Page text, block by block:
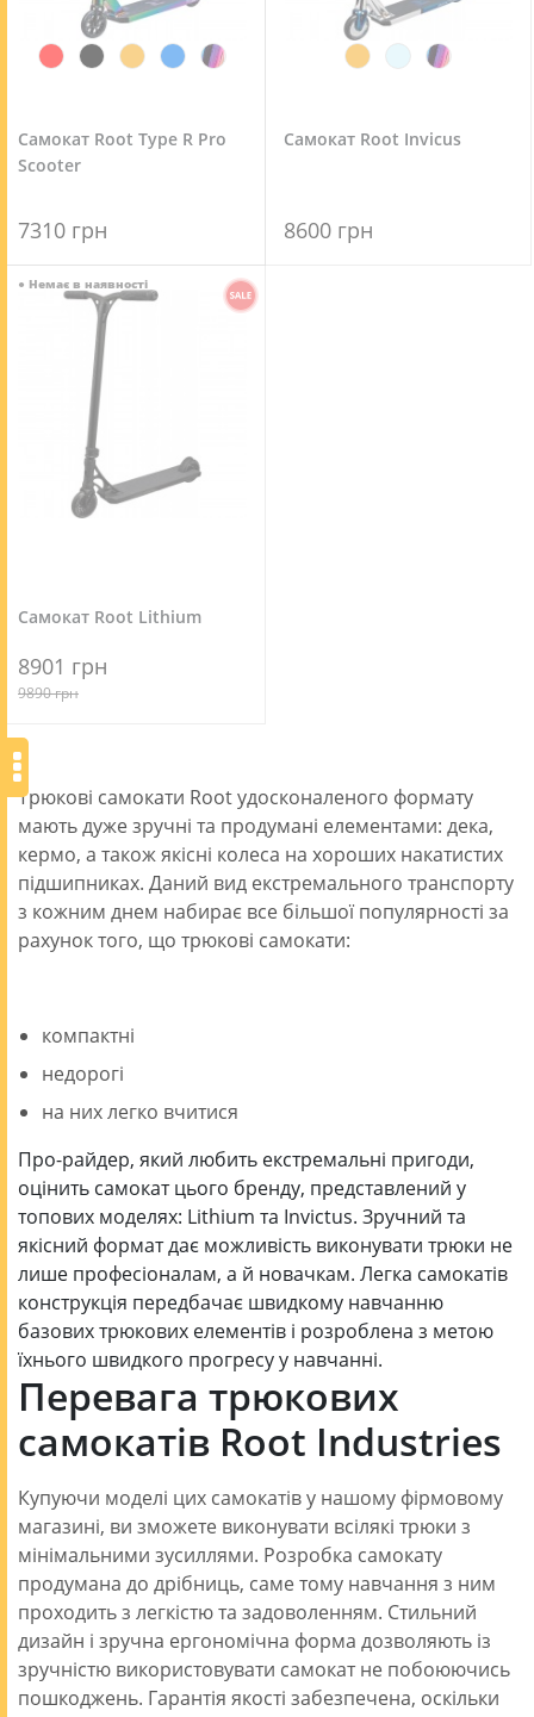
Самокат Root Type R Pro
Scooter
7310 грн
Самокат Root Invicus
8600 грн
● Немає в наявності
Самокат Root Lithium
8901 грн
9890 грн
Трюкові самокати Root удосконаленого формату
мають дуже зручні та продумані елементами: дека,
кермо, а також якісні колеса на хороших накатистих
підшипниках. Даний вид екстремального транспорту
з кожним днем ​​набирає все більшої популярності за
рахунок того, що трюкові самокати:
компактні
недорогі
на них легко вчитися
Про-райдер, який любить екстремальні пригоди,
оцінить самокат цього бренду, представлений у
топових моделях: Lithium та Invictus. Зручний та
якісний формат дає можливість виконувати трюки не
лише професіоналам, а й новачкам. Легка самокатів
конструкція передбачає швидкому навчанню
базових трюкових елементів і розроблена з метою
їхнього швидкого прогресу у навчанні.
Перевага трюкових
самокатів Root Industries
Купуючи моделі цих самокатів у нашому фірмовому
магазині, ви зможете виконувати всілякі трюки з
мінімальними зусиллями. Розробка самокату
продумана до дрібниць, саме тому навчання з ним
проходить з легкістю та задоволенням. Стильний
дизайн і зручна ергономічна форма дозволяють із
зручністю використовувати самокат не побоюючись
пошкоджень. Гарантія якості забезпечена, оскільки